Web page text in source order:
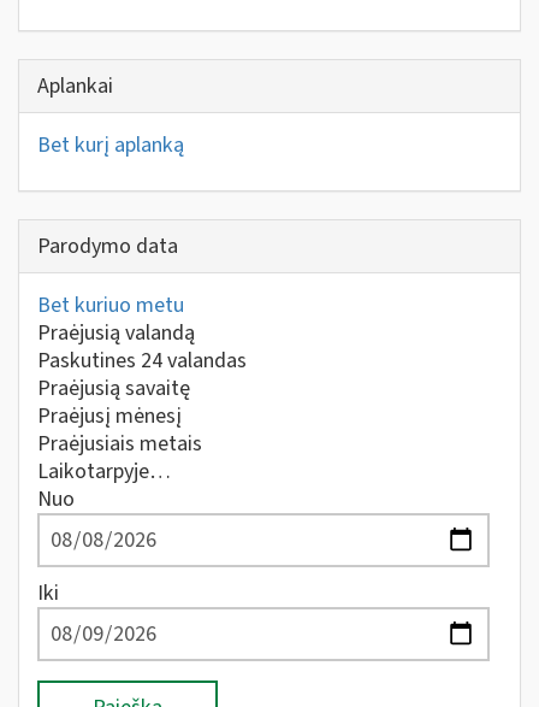
Aplankai
Bet kurį aplanką
Parodymo data
Bet kuriuo metu
Praėjusią valandą
Paskutines 24 valandas
Praėjusią savaitę
Praėjusį mėnesį
Praėjusiais metais
Laikotarpyje…
Nuo
Iki